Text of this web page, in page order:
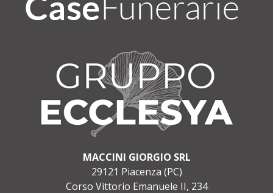
MACCINI GIORGIO SRL
29121 Piacenza (PC)
Corso Vittorio Emanuele II, 234